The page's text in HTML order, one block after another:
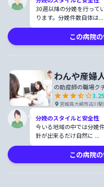
30週以降の分娩を行って
ります。分娩件数自体は...
この病院
わんや産婦
の助産師の職場ク
3.25
宮城県大崎市古川
分娩のスタイルと安全性
今いる地域の中では分娩
針が出来るだけ自然に ...
この病院